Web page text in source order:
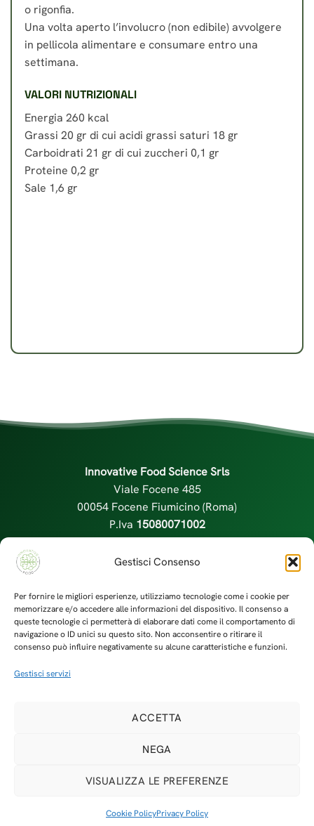
Gestisci Consenso
Per fornire le migliori esperienze, utilizziamo tecnologie come i cookie per
memorizzare e/o accedere alle informazioni del dispositivo. Il consenso a
queste tecnologie ci permetterà di elaborare dati come il comportamento di
navigazione o ID unici su questo sito. Non acconsentire o ritirare il
consenso può influire negativamente su alcune caratteristiche e funzioni.
Gestisci servizi
ACCETTA
NEGA
VISUALIZZA LE PREFERENZE
Cookie PolicyPrivacy Policy
o rigonfia.
Una volta aperto l’involucro (non edibile) avvolgere
in pellicola alimentare e consumare entro una
settimana.
VALORI NUTRIZIONALI
Energia 260 kcal
Grassi 20 gr di cui acidi grassi saturi 18 gr
Carboidrati 21 gr di cui zuccheri 0,1 gr
Proteine 0,2 gr
Sale 1,6 gr
Innovative Food Science Srls
Viale Focene 485
00054 Focene Fiumicino (Roma)
P.Iva 15080071002
info@innovativefood.it|+39.335225225
Privacy Policy